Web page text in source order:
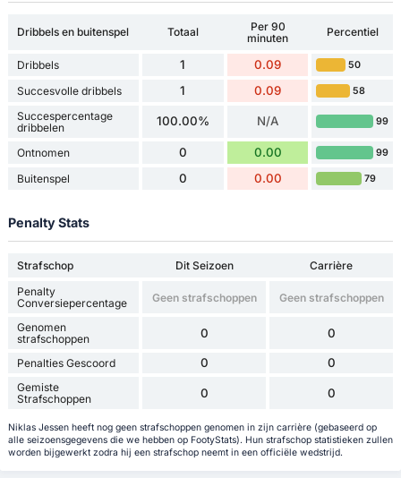
Dribbels en buitenspel Totaal
Per 90
minuten
Percentiel
Dribbels 1 0.09 50
Succesvolle dribbels 1 0.09 58
Succespercentage
dribbelen
100.00% N/A 99
Ontnomen 0 0.00 99
Buitenspel 0 0.00 79
Penalty Stats
Strafschop Dit Seizoen
Carrière
Penalty
Conversiepercentage
Geen strafschoppen Geen strafschoppen
Genomen
strafschoppen
0 0
Penalties Gescoord 0 0
Gemiste
Strafschoppen
0 0
Niklas Jessen heeft nog geen strafschoppen genomen in zijn carrière (gebaseerd op
alle seizoensgegevens die we hebben op FootyStats). Hun strafschop statistieken zullen
worden bijgewerkt zodra hij een strafschop neemt in een officiële wedstrijd.